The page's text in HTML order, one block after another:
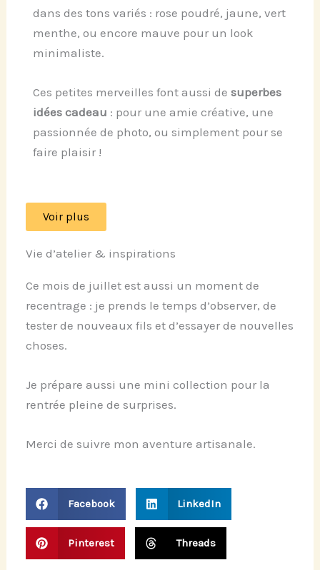
dans des tons variés : rose poudré, jaune, vert
menthe, ou encore mauve pour un look
minimaliste.
Ces petites merveilles font aussi desuperbes
idées cadeau : pour une amie créative, une
passionnée de photo, ou simplement pour se
faire plaisir !
Voir plus
Vie d’atelier & inspirations
Ce mois de juillet est aussi un moment de
recentrage : je prends le temps d’observer, de
tester de nouveaux fils et d’essayer de nouvelles
choses.
Je prépare aussi une mini collection pour la
rentrée pleine de surprises.
Merci de suivre mon aventure artisanale.
Facebook LinkedIn
Pinterest Threads